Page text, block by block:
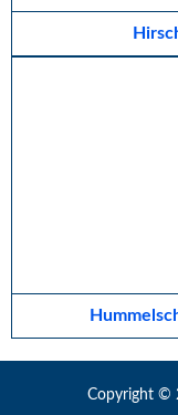
Copyright ©